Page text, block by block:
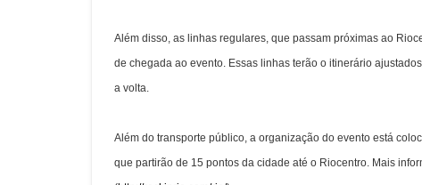
Além disso, as linhas regulares, que passam próximas ao
de chegada ao evento. Essas linhas terão o itinerário
a volta.
Além do transporte público, a organização do evento está
que partirão de 15 pontos da cidade até o Riocentro. Mais